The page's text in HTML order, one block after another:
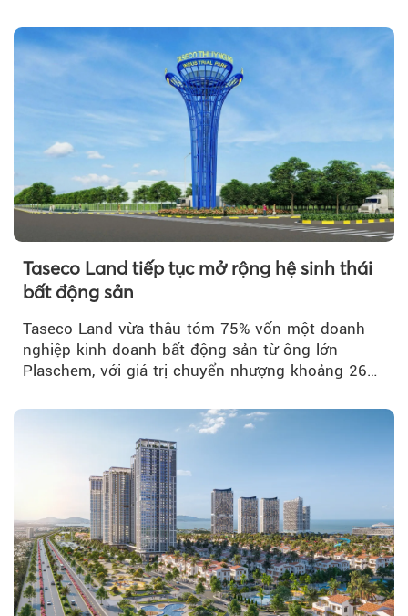
Taseco Land tiếp tục mở rộng hệ sinh thái
bất động sản
Taseco Land vừa thâu tóm 75% vốn một doanh
nghiệp kinh doanh bất động sản từ ông lớn
Plaschem, với giá trị chuyển nhượng khoảng 262